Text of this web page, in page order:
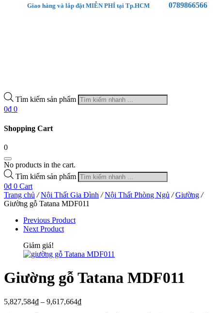
Giao hàng và lắp đặt MIỄN PHÍ tại Tp.HCM 0789866566
Tìm kiếm sản phẩm
0₫ 0
Shopping Cart
0
No products in the cart.
Tìm kiếm sản phẩm
0₫ 0 Cart
Trang chủ / Nội Thất Gia Đình / Nội Thất Phòng Ngủ / Giường /
Giường gỗ Tatana MDF011
Previous Product
Next Product
Giảm giá!
Giường gỗ Tatana MDF011
5,827,584₫ – 9,617,664₫